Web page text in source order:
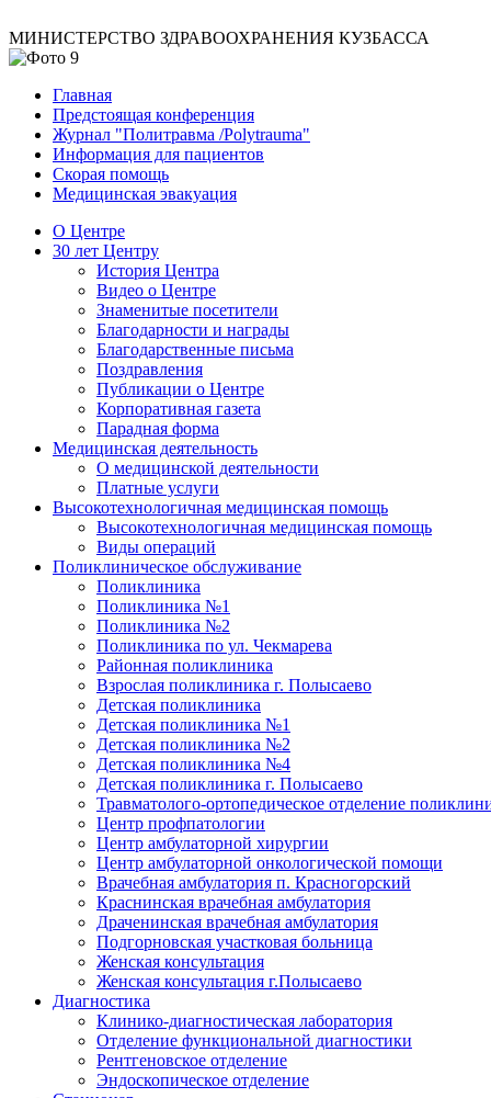
МИНИСТЕРСТВО ЗДРАВООХРАНЕНИЯ КУЗБАССА
Главная
Предстоящая конференция
Журнал "Политравма /Polytrauma"
Информация для пациентов
Скорая помощь
Медицинская эвакуация
О Центре
30 лет Центру
История Центра
Видео о Центре
Знаменитые посетители
Благодарности и награды
Благодарственные письма
Поздравления
Публикации о Центре
Корпоративная газета
Парадная форма
Медицинская деятельность
О медицинской деятельности
Платные услуги
Высокотехнологичная медицинская помощь
Высокотехнологичная медицинская помощь
Виды операций
Поликлиническое обслуживание
Поликлиника
Поликлиника №1
Поликлиника №2
Поликлиника по ул. Чекмарева
Районная поликлиника
Взрослая поликлиника г. Полысаево
Детская поликлиника
Детская поликлиника №1
Детская поликлиника №2
Детская поликлиника №4
Детская поликлиника г. Полысаево
Травматолого-ортопедическое отделение
Центр профпатологии
Центр амбулаторной хирургии
Центр амбулаторной онкологической помощи
Врачебная амбулатория п. Красногорский
Краснинская врачебная амбулатория
Драченинская врачебная амбулатория
Подгорновская участковая больница
Женская консультация
Женская консультация г.Полысаево
Диагностика
Клинико-диагностическая лаборатория
Отделение функциональной диагностики
Рентгеновское отделение
Эндоскопическое отделение